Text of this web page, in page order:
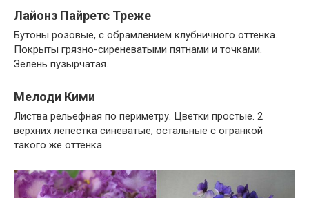
Лайонз Пайретс Треже
Бутоны розовые, с обрамлением клубничного оттенка.
Покрыты грязно-сиреневатыми пятнами и точками.
Зелень пузырчатая.
Мелоди Кими
Листва рельефная по периметру. Цветки простые. 2
верхних лепестка синеватые, остальные с огранкой
такого же оттенка.